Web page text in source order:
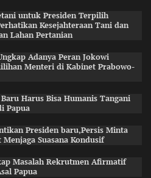
untuk Presiden Terpilih
Kesejahteraan Tani dan
Lahan Pertanian
Adanya Peran Jokowi
Menteri di Kabinet Prabowo-
Harus Bisa Humanis Tangani
Papua
Presiden baru,Persis Minta
Suasana Kondusif
Masalah Rekrutmen Afirmatif
Papua